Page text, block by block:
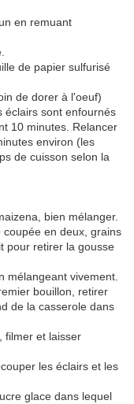
en remuant
de papier sulfurisé
de dorer à l'oeuf)
éclairs sont enfournés
10 minutes. Relancer
environ (les
de cuisson selon la
bien mélanger.
en deux, grains
pour retirer la gousse
mélangeant vivement.
bouillon, retirer
de la casserole dans
filmer et laisser
les éclairs et les
glace dans lequel